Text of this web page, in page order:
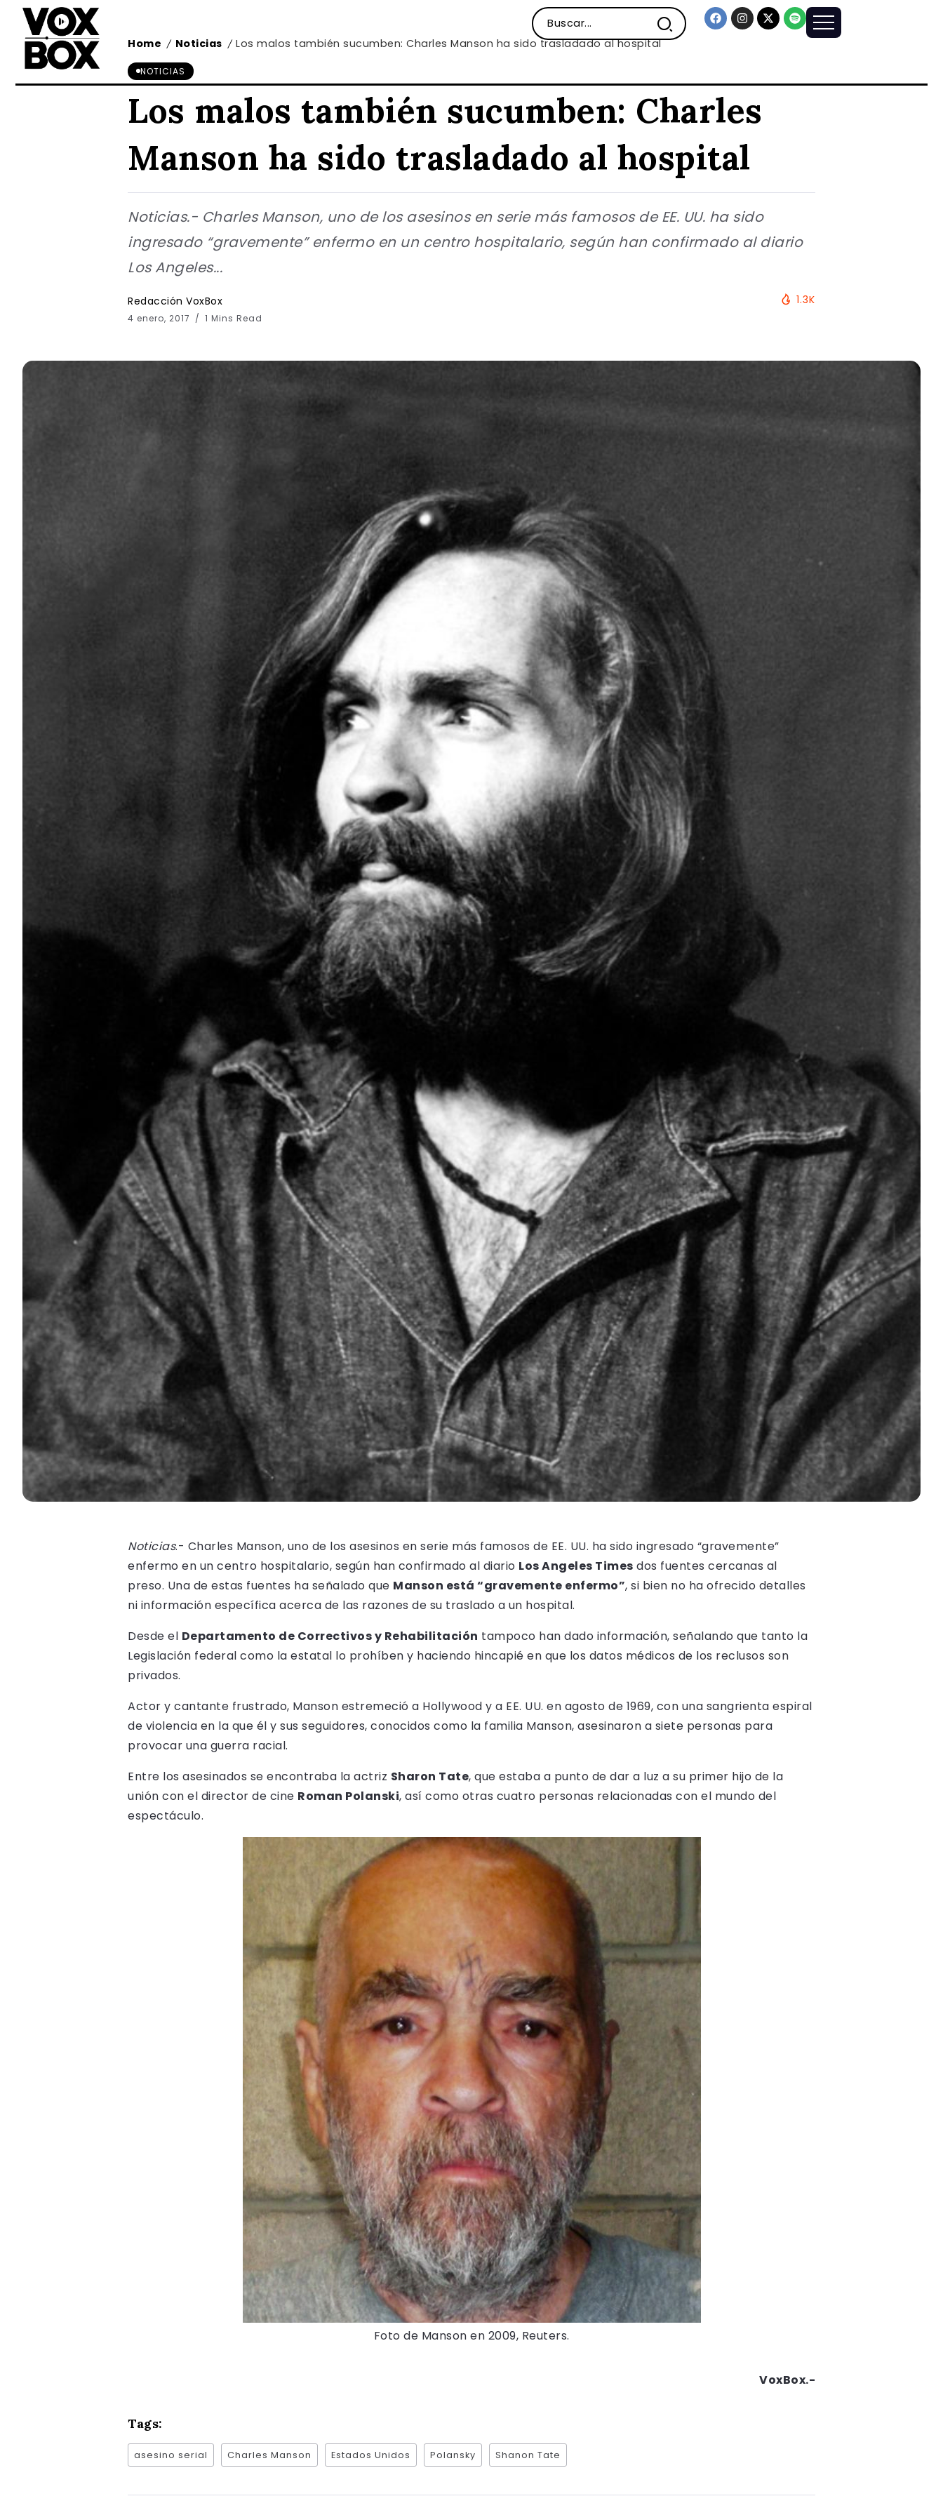
Home / Noticias / Los malos también sucumben: Charles Manson ha sido trasladado al hospital
NOTICIAS
Los malos también sucumben: Charles
Manson ha sido trasladado al hospital
Noticias.- Charles Manson, uno de los asesinos en serie más famosos de EE. UU. ha sido
ingresado “gravemente” enfermo en un centro hospitalario, según han confirmado al diario
Los Angeles...
Redacción VoxBox
4 enero, 2017 1 Mins Read
1.3K
Noticias.- Charles Manson, uno de los asesinos en serie más famosos de EE. UU. ha sido ingresado “gravemente”
enfermo en un centro hospitalario, según han confirmado al diario Los Angeles Times dos fuentes cercanas al
preso. Una de estas fuentes ha señalado que Manson está “gravemente enfermo”, si bien no ha ofrecido detalles
ni información específica acerca de las razones de su traslado a un hospital.
Desde el Departamento de Correctivos y Rehabilitación tampoco han dado información, señalando que tanto la
Legislación federal como la estatal lo prohíben y haciendo hincapié en que los datos médicos de los reclusos son
privados.
Actor y cantante frustrado, Manson estremeció a Hollywood y a EE. UU. en agosto de 1969, con una sangrienta espiral
de violencia en la que él y sus seguidores, conocidos como la familia Manson, asesinaron a siete personas para
provocar una guerra racial.
Entre los asesinados se encontraba la actriz Sharon Tate, que estaba a punto de dar a luz a su primer hijo de la
unión con el director de cine Roman Polanski, así como otras cuatro personas relacionadas con el mundo del
espectáculo.
Foto de Manson en 2009, Reuters.
VoxBox.-
Tags:
asesino serial Charles Manson Estados Unidos Polansky Shanon Tate